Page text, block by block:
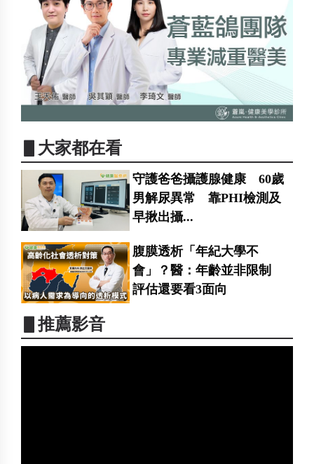
▋大家都在看
守護爸爸攝護腺健康 60歲
男解尿異常 靠PHI檢測及
早揪出攝...
腹膜透析「年紀大學不
會」？醫：年齡並非限制
評估還要看3面向
▋推薦影音